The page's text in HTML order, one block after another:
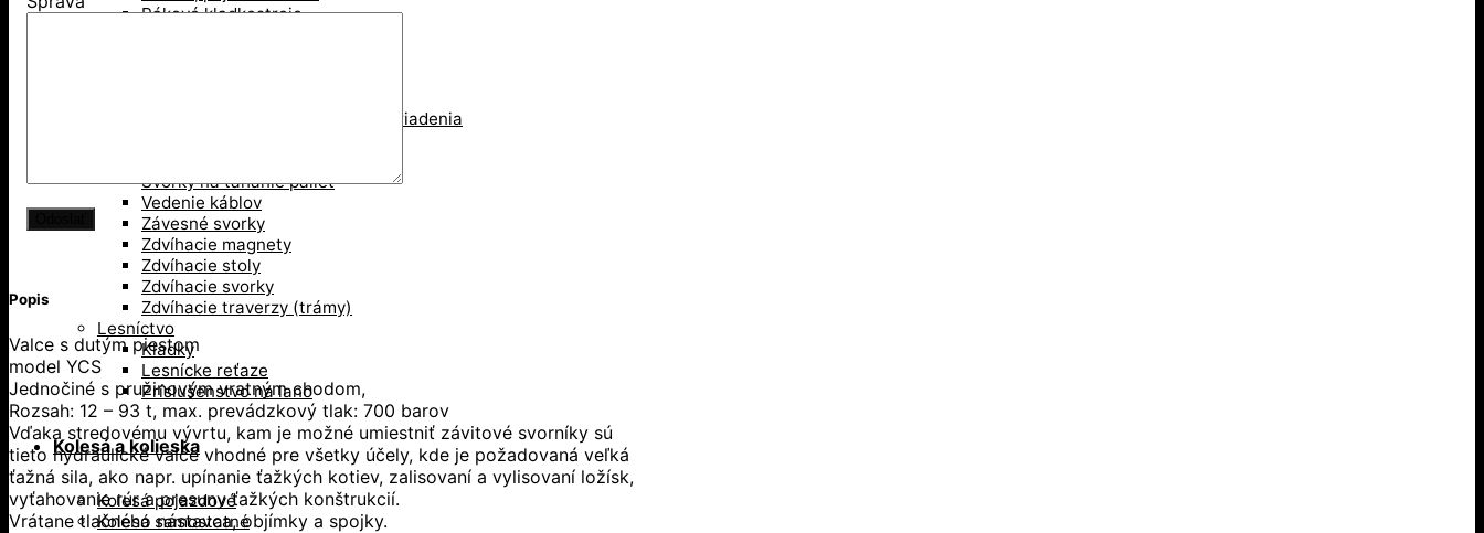
Pákové kladkostroje
Prísavky a Vakuové zdvíhacie zariadenia
Svorky na ťahanie paliet
Vedenie káblov
Závesné svorky
Zdvíhacie magnety
Zdvíhacie stoly
Zdvíhacie svorky
Zdvíhacie traverzy (trámy)
Lesníctvo
Kladky
Lesnícke reťaze
Príslušenstvo na lano
Kolesá a kolieska
Kolesá pojazdové
Kolesá samostatné
Popis
Valce s dutým piestom
model YCS
Jednočiné s pružinovým vratným chodom,
Rozsah: 12 – 93 t, max. prevádzkový tlak: 700 barov
Vďaka stredovému vývrtu, kam je možné umiestniť závitové svorníky sú
tieto hydraulické valce vhodné pre všetky účely, kde je požadovaná veľká
ťažná sila, ako napr. upínanie ťažkých kotiev, zalisovaní a vylisovaní ložísk,
vyťahovanie rúr a presuny ťažkých konštrukcií.
Vrátane tlačného nástavca, objímky a spojky.